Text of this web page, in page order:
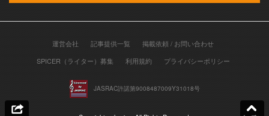
運営会社 記事提供一覧
掲載依頼 / お問い合わせ
SPICER（ライター）募集
利用規約 プライバシーポリシー
JASRAC許諾第9008487009Y31018号